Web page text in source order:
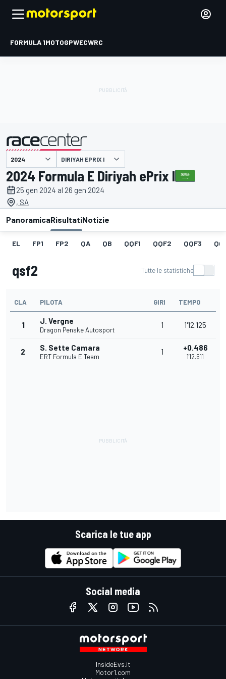
FORMULA 1MOTOGPWECWRC
presentato da DIRIYAH EPRIX I
2024 Formula E Diriyah ePrix I
25 gen 2024 al 26 gen 2024
, SA
PanoramicaRisultatiNotizie
EL FP1 FP2 QA QB QQF1 QQF2 QQF3
qsf2 Tutte le statistiche
CLA PILOTA GIRI TEMPO
1 J. Vergne
Dragon Penske Autosport
1 1'12.125
2 S. Sette Camara
ERT Formula E Team
1 +0.486
1'12.611
Scarica le tue app
Social media
InsideEvs.it
Motor1.com